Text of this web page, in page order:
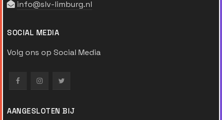
info@slv-limburg.nl
SOCIAL MEDIA
Volg ons op Social Media
AANGESLOTEN BIJ